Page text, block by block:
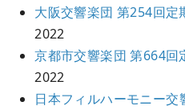
大阪交響楽団 第254回定
2022
京都市交響楽団 第664回
2022
日本フィルハーモニー交